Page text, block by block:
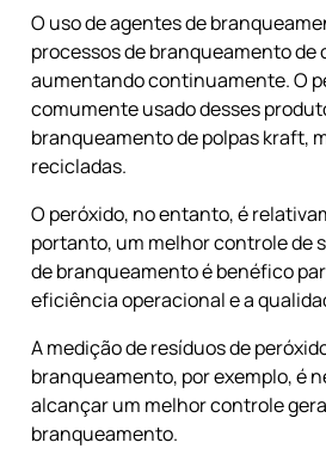
O uso de agentes de
processos de branqueamento de
aumentando continuamente. O
comumente usado desses
branqueamento de polpas kraft,
recicladas.
O peróxido, no entanto, é
portanto, um melhor controle de
de branqueamento é benéfico
eficiência operacional e a
A medição de resíduos de
branqueamento, por exemplo, é
alcançar um melhor controle
branqueamento.